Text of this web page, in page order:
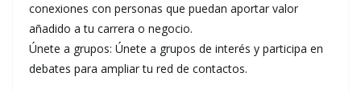
conexiones con personas que puedan aportar valor
añadido a tu carrera o negocio.
Únete a grupos: Únete a grupos de interés y participa en
debates para ampliar tu red de contactos.